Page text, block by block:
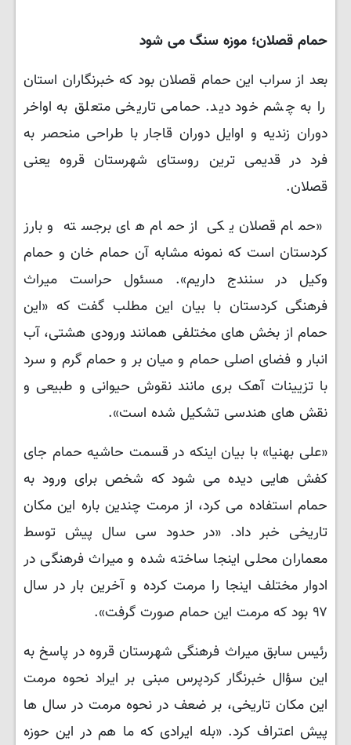
حمام قصلان؛ موزه سنگ می شود
بعد از سراب این حمام قصلان بود که خبرنگاران استان
را به چشم خود دید. حمامی تاریخی متعلق به اواخر
دوران زندیه و اوایل دوران قاجار با طراحی منحصر به
فرد در قدیمی ترین روستای شهرستان قروه یعنی
قصلان.
«حمام قصلان یکی از حمام های برجسته و بارز
کردستان است که نمونه مشابه آن حمام خان و حمام
وکیل در سنندج داریم». مسئول حراست میراث
فرهنگی کردستان با بیان این مطلب گفت که «این
حمام از بخش های مختلفی همانند ورودی هشتی، آب
انبار و فضای اصلی حمام و میان بر و حمام گرم و سرد
با تزیینات آهک بری مانند نقوش حیوانی و طبیعی و
نقش های هندسی تشکیل شده است».
«علی بهنیا» با بیان اینکه در قسمت حاشیه حمام جای
کفش هایی دیده می شود که شخص برای ورود به
حمام استفاده می کرد، از مرمت چندین باره این مکان
تاریخی خبر داد. «در حدود سی سال پیش توسط
معماران محلی اینجا ساخته شده و میراث فرهنگی در
ادوار مختلف اینجا را مرمت کرده و آخرین بار در سال
۹۷ بود که مرمت این حمام صورت گرفت».
رئیس سابق میراث فرهنگی شهرستان قروه در پاسخ به
این سؤال خبرنگار کردپرس مبنی بر ایراد نحوه مرمت
این مکان تاریخی، بر ضعف در نحوه مرمت در سال ها
پیش اعتراف کرد. «بله ایرادی که ما هم در این حوزه